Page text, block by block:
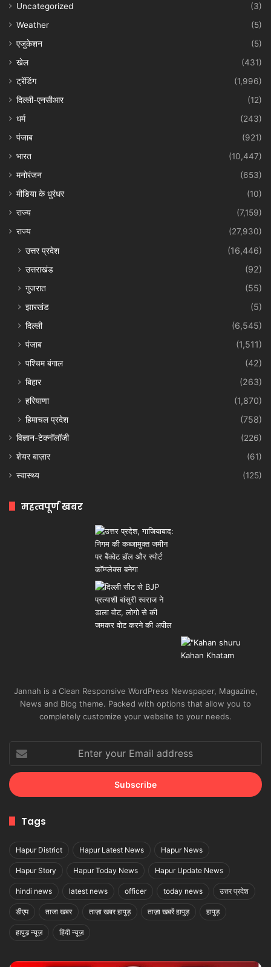
Uncategorized
(3)
Weather
(5)
एजुकेशन
(5)
खेल
(431)
ट्रेंडिंग
(1,996)
दिल्ली-एनसीआर
(12)
धर्म
(243)
पंजाब
(921)
भारत
(10,447)
मनोरंजन
(653)
मीडिया के धुरंधर
(10)
राज्य
(7,159)
राज्य
(27,930)
उत्तर प्रदेश
(16,446)
उत्तराखंड
(92)
गुजरात
(55)
झारखंड
(5)
दिल्ली
(6,545)
पंजाब
(1,511)
पश्चिम बंगाल
(42)
बिहार
(263)
हरियाणा
(1,870)
हिमाचल प्रदेश
(758)
विज्ञान-टेक्नॉलॉजी
(226)
शेयर बाज़ार
(61)
स्वास्थ्य
(125)
महत्वपूर्ण खबर
Jannah is a Clean Responsive WordPress Newspaper, Magazine,
News and Blog theme. Packed with options that allow you to
completely customize your website to your needs.
your
Email
address
Tags
Hapur District Hapur Latest News Hapur News
Hapur Story Hapur Today News Hapur Update News
hindi news latest news officer today news उत्तर प्रदेश
डीएम ताजा खबर ताज़ा खबर हापुड़ ताज़ा खबरें हापुड़ हापुड़
हापुड़ न्यूज़ हिंदी न्यूज़